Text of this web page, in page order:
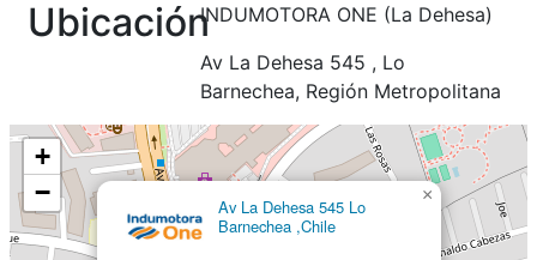
UbicaciónINDUMOTORA ONE (La Dehesa)
Av La Dehesa 545 , Lo
Barnechea, Región Metropolitana
Av La Dehesa 545 Lo
Barnechea ,Chile
×
+
−